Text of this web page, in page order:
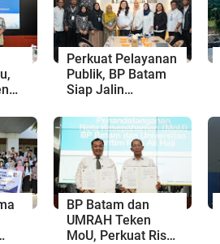
Perkuat Pelayanan
Publik, BP Batam
Siap Jalin
Kantor Bahasa
Kepri
BP Batam dan
UMRAH Teken
MoU, Perkuat Riset